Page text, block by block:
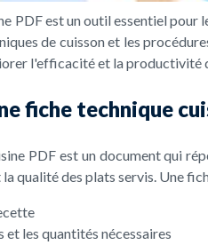
PDF est un outil essentiel
de cuisson et les
l'efficacité et la productivité
fiche technique
PDF est un document qui
qualité des plats servis. Une
et les quantités nécessaires